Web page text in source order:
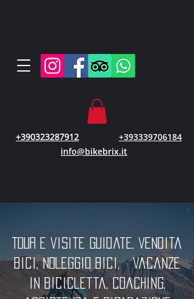
info@bikebrix.it
+393339706184
+390323287912
Tour e visite guidate, vendita
bici, noleggio bici, vacanze
in bicicletta, coaching,